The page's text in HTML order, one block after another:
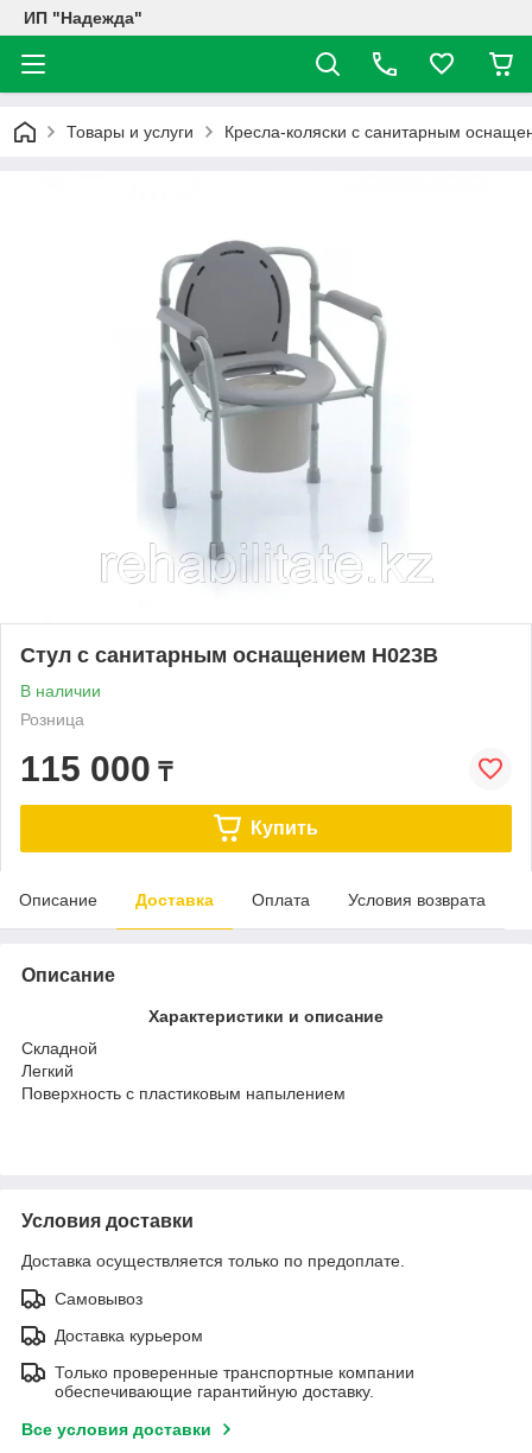
ИП "Надежда"
Товары и услуги Кресла-коляски с санитарным
Стул с санитарным оснащением H023B
В наличии
Розница
115 000 ₸
Купить
Описание Доставка Оплата Условия возврата
Описание
Характеристики и описание
Складной
Легкий
Поверхность с пластиковым напылением
Условия доставки
Доставка осуществляется только по предоплате.
Самовывоз
Доставка курьером
Только проверенные транспортные компании
обеспечивающие гарантийную доставку.
Все условия доставки